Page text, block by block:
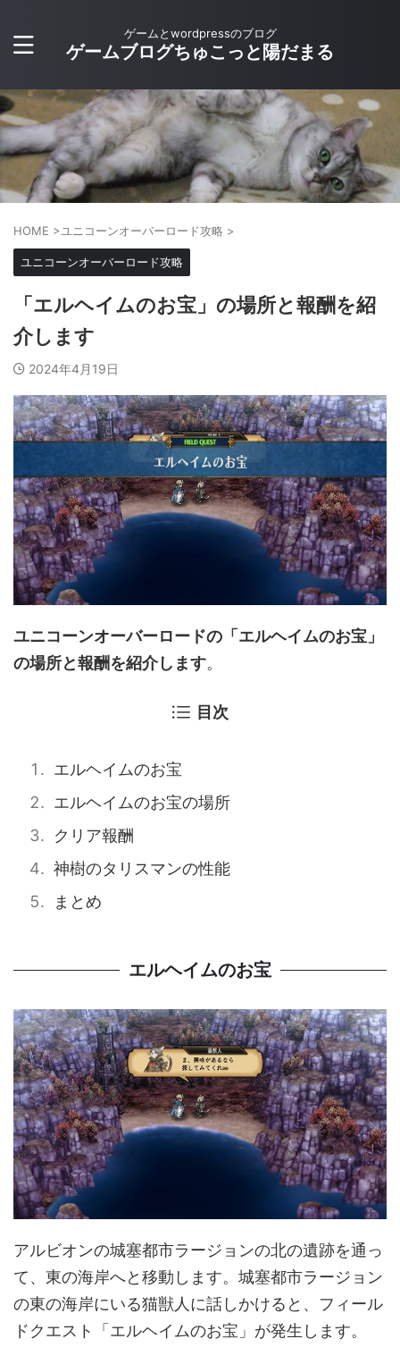
ゲームとwordpressのブログ
ゲームブログちゅこっと陽だまる
HOME >ユニコーンオーバーロード攻略 >
ユニコーンオーバーロード攻略
「エルヘイムのお宝」の場所と報酬を紹
介します
2024年4月19日
ユニコーンオーバーロードの「エルヘイムのお宝」
の場所と報酬を紹介します。
目次
エルヘイムのお宝
エルヘイムのお宝の場所
クリア報酬
神樹のタリスマンの性能
まとめ
エルヘイムのお宝
アルビオンの城塞都市ラージョンの北の遺跡を通っ
て、東の海岸へと移動します。城塞都市ラージョン
の東の海岸にいる猫獣人に話しかけると、フィール
ドクエスト「エルヘイムのお宝」が発生します。